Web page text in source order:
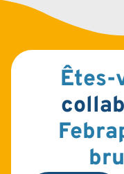
Êtes-